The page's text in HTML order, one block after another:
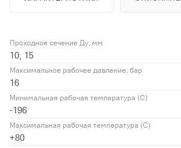
Проходное сечение Ду, мм
10, 15
Максимальное рабочее давление, бар
16
Минимальная рабочая температура (С)
-196
Максимальная рабочая температура (С)
+80